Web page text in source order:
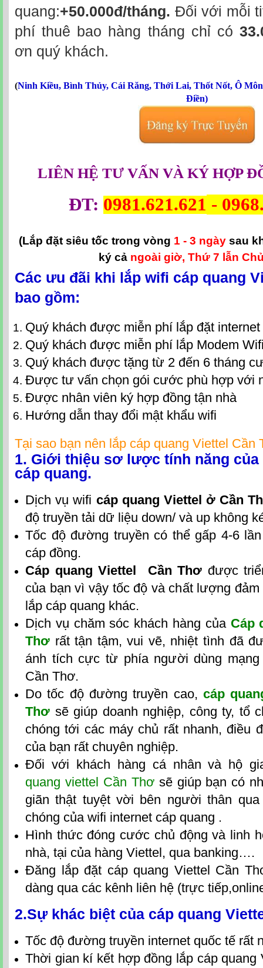
quang:+50.000đ/tháng. Đối với mỗi
phí thuê bao hàng tháng chỉ có
ơn quý khách.
(Ninh Kiều, Bình Thủy, Cái Răng, Thới Lai, Thốt Nốt, Ô Môn
Điền)
LIÊN HỆ TƯ VẤN VÀ KÝ HỢP
ĐT: 0981.621.621 -
(Lắp đặt siêu tốc trong vòng 1 - 3 ngày sau
ký cả ngoài giờ, Thứ 7 lẫn
Các ưu đãi khi lắp wifi cáp quang
bao gồm:
Quý khách được miễn phí lắp đặt
Quý khách được miễn phí lắp Modem
Quý khách được tặng từ 2 đến 6 tháng
Được tư vấn chọn gói cước phù hợp với
Được nhân viên ký hợp đồng tận nhà
Hướng dẫn thay đổi mật khẩu wifi
Tại sao bạn nên lắp cáp quang Viettel Cần
1. Giới thiệu sơ lược tính năng
cáp quang.
Dịch vụ wifi cáp quang Viettel ở Cần
độ truyền tải dữ liệu down/ và up không
Tốc độ đường truyền có thể gấp 4-6
cáp đồng.
Cáp quang Viettel Cần Thơ được
của bạn vì vậy tốc độ và chất lượng
lắp cáp quang khác.
Dịch vụ chăm sóc khách hàng của Cáp
Thơ rất tận tậm, vui vẽ, nhiệt tình đã
ánh tích cực từ phía người dùng mạng
Cần Thơ.
Do tốc độ đường truyền cao, cáp
Thơ sẽ giúp doanh nghiệp, công ty, tổ
chóng tới các máy chủ rất nhanh, điều
của bạn rất chuyên nghiệp.
Đối với khách hàng cá nhân và hộ
quang viettel Cần Thơsẽ giúp bạn có
giãn thật tuyệt vời bên người thân
chóng của wifi internet cáp quang .
Hình thức đóng cước chủ động và linh
nhà, tại của hàng Viettel, qua banking….
Đăng lắp đặt cáp quang Viettel Cần
dàng qua các kênh liên hệ (trực
2.Sự khác biệt của cáp quang
Tốc độ đường truyền internet quốc tế rất
Thời gian kí kết hợp đồng lắp cáp quang